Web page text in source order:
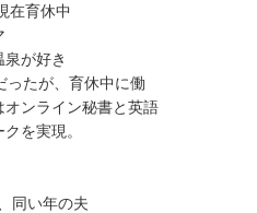
在育休中
が好き
ったが、育休中に働
オンライン秘書と英語
を実現。
同い年の夫